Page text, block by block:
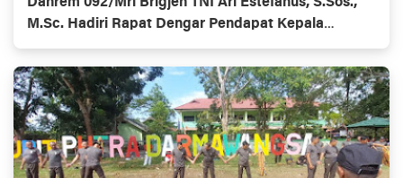
Danrem 092/Mrl Brigjen TNI Ari Estefanus, S.Sos.,
M.Sc. Hadiri Rapat Dengar Pendapat Kepala
Daerah Se-Provinsi Kalimantan Utara